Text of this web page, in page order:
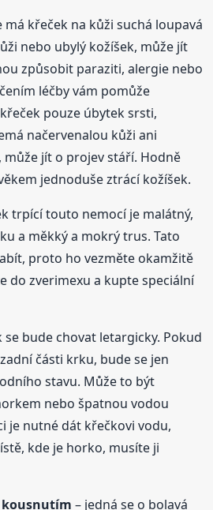
má křeček na kůži suchá loupavá
nebo ubylý kožíšek, může jít
způsobit paraziti, alergie nebo
léčby vám pomůže
pouze úbytek srsti,
načervenalou kůži ani
může jít o projev stáří. Hodně
jednoduše ztrácí kožíšek.
trpící touto nemocí je malátný,
a měkký a mokrý trus. Tato
proto ho vezměte okamžitě
do zverimexu a kupte speciální
se bude chovat letargicky. Pokud
části krku, bude se jen
stavu. Může to být
nebo špatnou vodou
je nutné dát křečkovi vodu,
kde je horko, musíte ji
kousnutím – jedná se o bolavá